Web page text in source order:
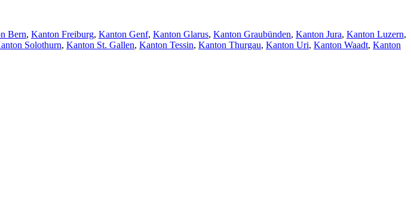
Bern, Kanton Freiburg, Kanton Genf, Kanton Glarus, Kanton Graubünden, Kanton Jura, Kanton Luzern,
Solothurn, Kanton St. Gallen, Kanton Tessin, Kanton Thurgau, Kanton Uri, Kanton Waadt, Kanton